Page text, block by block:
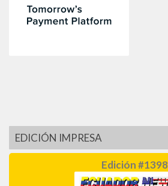
EDICIÓN IMPRESA
Edición #1398